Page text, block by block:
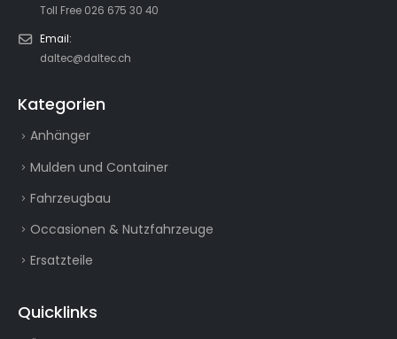
Toll Free 026 675 30 40
Email:
daltec@daltec.ch
Kategorien
Anhänger
Mulden und Container
Fahrzeugbau
Occasionen & Nutzfahrzeuge
Ersatzteile
Quicklinks